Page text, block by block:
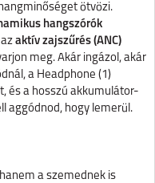
ötvözi.
hangszórók
aktív zajszűrés (ANC)
meg. Akár ingázol, akár
a Headphone (1)
és a hosszú akkumulátor-
aggódnod, hogy lemerül.
a szemednek is